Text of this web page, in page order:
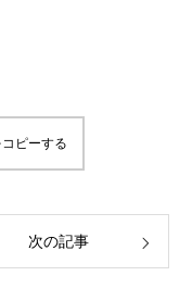
ピーする
次の記事